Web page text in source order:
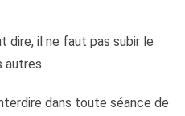
dire, il ne faut pas subir le
autres.
dans toute séance de